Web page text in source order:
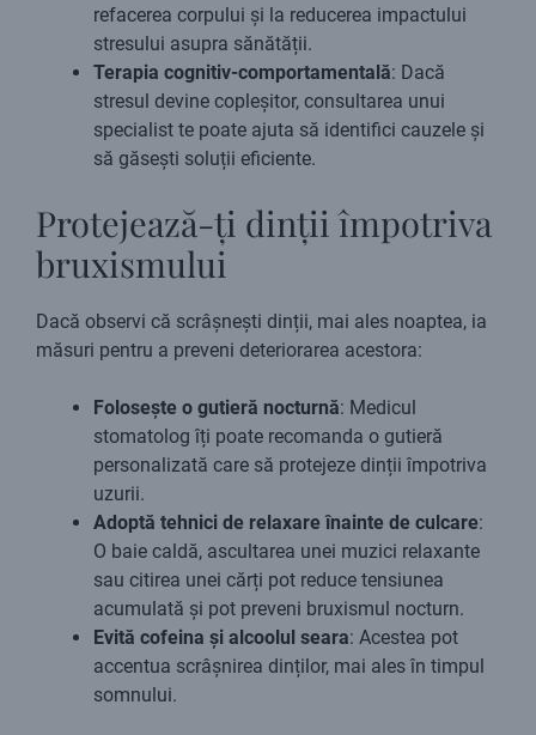
refacerea corpului și la reducerea impactului
stresului asupra sănătății.
Terapia cognitiv-comportamentală: Dacă
stresul devine copleșitor, consultarea unui
specialist te poate ajuta să identifici cauzele și
să găsești soluții eficiente.
Protejează-ți dinții împotriva
bruxismului
Dacă observi că scrâșnești dinții, mai ales noaptea, ia
măsuri pentru a preveni deteriorarea acestora:
Folosește o gutieră nocturnă: Medicul
stomatolog îți poate recomanda o gutieră
personalizată care să protejeze dinții împotriva
uzurii.
Adoptă tehnici de relaxare înainte de culcare:
O baie caldă, ascultarea unei muzici relaxante
sau citirea unei cărți pot reduce tensiunea
acumulată și pot preveni bruxismul nocturn.
Evită cofeina și alcoolul seara: Acestea pot
accentua scrâșnirea dinților, mai ales în timpul
somnului.